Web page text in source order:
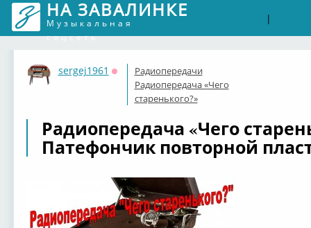
НА ЗАВАЛИНКЕ
Музыкальная
соцсеть
|
sergej1961
Оффлайн
Радиопередачи
Радиопередача «Чего
старенького?»
Радиопередача «Чего
Патефончик повторной